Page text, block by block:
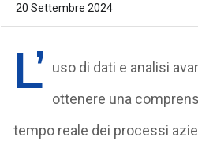
20 Settembre 2024
L’ uso di dati e analisi
ottenere una
tempo reale dei processi